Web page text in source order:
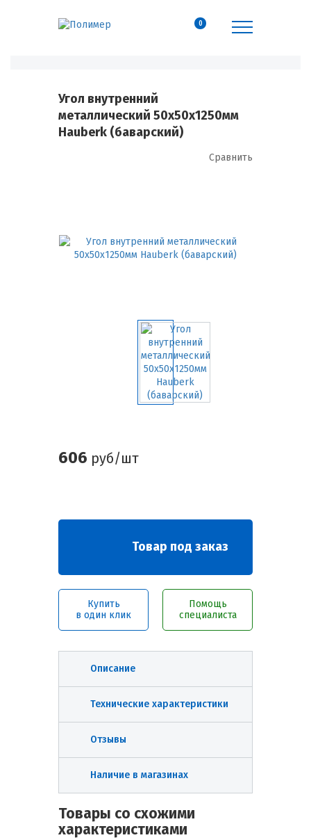
0
Угол внутренний
металлический 50х50х1250мм
Hauberk (баварский)
Сравнить
606 руб/шт
Товар под заказ
Купить
в один клик
Помощь
специалиста
Описание
Технические характеристики
Отзывы
Наличие в магазинах
Товары со схожими
характеристиками